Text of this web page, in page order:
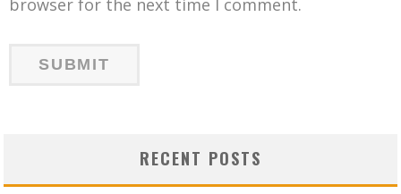
RECENT POSTS